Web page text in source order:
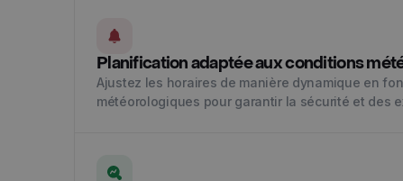
Planification adaptée aux conditions
Ajustez les horaires de manière dynamique en
météorologiques pour garantir la sécurité et des